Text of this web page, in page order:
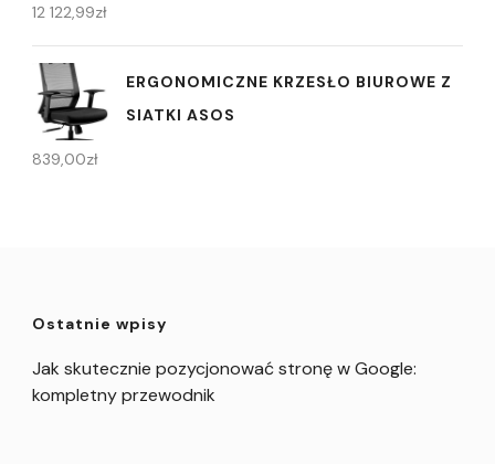
12 122,99zł
ERGONOMICZNE KRZESŁO BIUROWE Z
SIATKI ASOS
839,00zł
Ostatnie wpisy
Jak skutecznie pozycjonować stronę w Google:
kompletny przewodnik